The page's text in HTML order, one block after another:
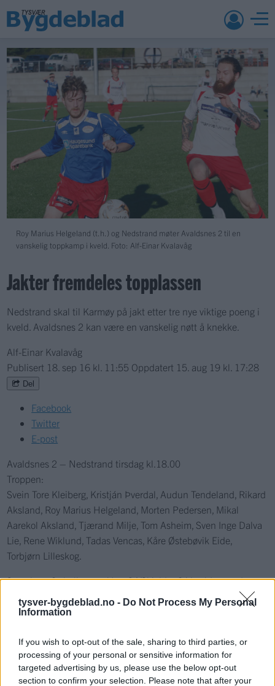
tysver-bygdeblad.no - Do Not Process My Personal
Information
If you wish to opt-out of the sale, sharing to third parties, or
processing of your personal or sensitive information for
targeted advertising by us, please use the below opt-out
section to confirm your selection. Please note that after your
Roy Marius Helgeland (t.h.) og Nedstrand møter Avaldsnes 2 til en
vanskelig toppkamp i kveld. Foto: Alf-Einar Kvalavåg
Jakter fremdeles topplassen
Nedstrand skal til Karmøy på jakt etter tre nye viktige poeng i
kveld. Avaldsnes 2 kan være en vanskelig nøtt å knekke.
Alf-Einar Kvalavåg
Publisert 18. sep 16 kl. 11:55 Oppdatert 15. aug 19 kl. 17:28
Del
Facebook
Twitter
E-post
Avaldsnes 2 – Nedstrand tirsdag kl.18.00
Troppen:
Svein Tore Kleiberg, Kristján Þverdal, Audun Tendeland, Rikard
Aksland, Roy Marius Helgeland, Morten Pedersen, Mikal
Aarekol Aksland, Tjærand Milje, Tom Asheim, Sven Inge Dalva
Lie, Rene Wiklund, Tadas Vencas, Kåre Østebøvik Eide,
Torbjørn Lilleskog.
Stegaberg 2 skulle møtt Vats 94/Skjoldar 2 i kveld, men den
kampen er utsatt, da hjemmelaget ikke kunne stille lag.
Sport